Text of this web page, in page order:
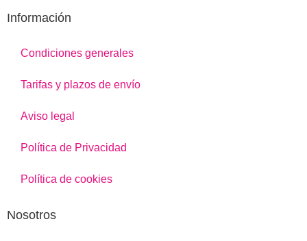
Información
Condiciones generales
Tarifas y plazos de envío
Aviso legal
Política de Privacidad
Política de cookies
Nosotros